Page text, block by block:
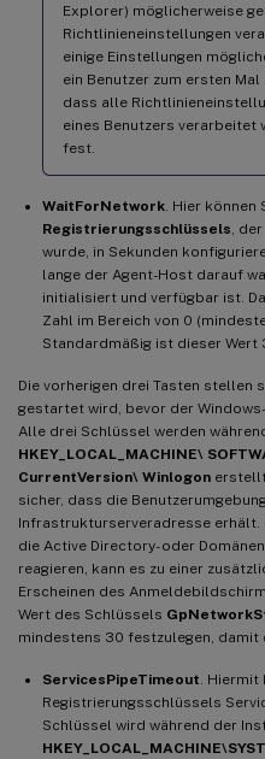
Explorer) möglicherweise
Richtlinieneinstellungen
einige Einstellungen
ein Benutzer zum ersten Mal
dass alle
eines Benutzers verarbeitet
fest.
WaitForNetwork . Hier können
Registrierungsschlüssels ,
wurde, in Sekunden
lange der Agent-Host darauf
initialisiert und verfügbar ist.
Zahl im Bereich von 0
Standardmäßig ist dieser Wert
Die vorherigen drei Tasten stellen
gestartet wird, bevor der
Alle drei Schlüssel werden
HKEY_LOCAL_MACHINE\
CurrentVersion\ Winlogon
sicher, dass die
Infrastrukturserveradresse erhält.
die Active Directory- oder
reagieren, kann es zu einer
Erscheinen des
Wert des Schlüssels
mindestens 30 festzulegen, damit
ServicesPipeTimeout .
Registrierungsschlüssels
Schlüssel wird während der